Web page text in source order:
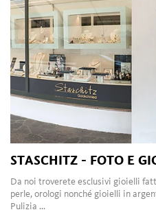
STASCHITZ - FOTO E
Da noi troverete esclusivi gioielli
perle, orologi nonché gioielli in
Pulizia ...